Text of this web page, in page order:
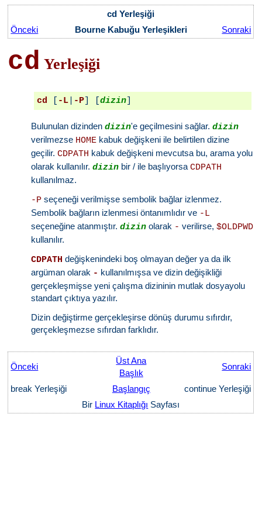
cd Yerleşiği
Önceki
Bourne Kabuğu Yerleşikleri Sonraki
cd Yerleşiği
cd -L| -P] [ dizin
Bulunulan dizindendizin'e geçilmesini sağlar.dizin
verilmezse HOME kabuk değişkeni ile belirtilen dizine
geçilir.CDPATH kabuk değişkeni mevcutsa bu, arama yolu
olarak kullanılır.dizin bir / ile başlıyorsaCDPATH
kullanılmaz.
-P seçeneği verilmişse sembolik bağlar izlenmez.
Sembolik bağların izlenmesi öntanımlıdır ve -L
seçeneğine atanmıştır.dizin olarak - verilirse,$OLDPWD
kullanılır.
CDPATH değişkenindeki boş olmayan değer ya da ilk
argüman olarak - kullanılmışsa ve dizin değişikliği
gerçekleşmişse yeni çalışma dizininin mutlak dosyayolu
standart çıktıya yazılır.
Dizin değiştirme gerçekleşirse dönüş durumu sıfırdır,
gerçekleşmezse sıfırdan farklıdır.
Önceki
Üst Ana
Başlık
Sonraki
break Yerleşiği Başlangıç
continue Yerleşiği
Bir Linux Kitaplığı Sayfası